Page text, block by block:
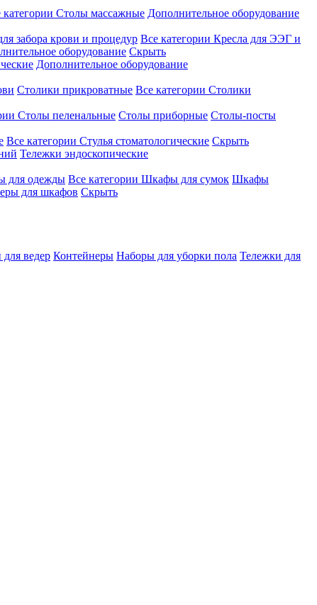
категории Столы массажные Дополнительное оборудование
забора крови и процедур Все категории Кресла для ЭЭГ и
оборудование Скрыть
Дополнительное оборудование
Столики прикроватные Все категории Столики
Столы пеленальные Столы приборные Столы-посты
Все категории Стулья стоматологические Скрыть
Тележки эндоскопические
для одежды Все категории Шкафы для сумок Шкафы
для шкафов Скрыть
ведер Контейнеры Наборы для уборки пола Тележки для